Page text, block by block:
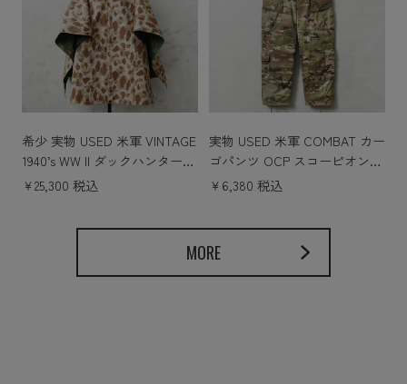
希少 実物 USED 米軍 VINTAGE
1940’s WW II ダックハンターカ
モ リバーシブル ポンチョ コン
￥25,300 税込
実物 USED 米軍 COMBAT カー
ゴパンツ OCP スコーピオンW2
コットンナイロン
￥6,380 税込
MORE